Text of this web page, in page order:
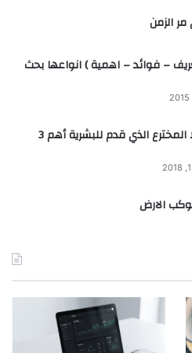
الزمن
– فوائد – اهمية ) انواعها بحث
نيكولا تسلا المخترع الذي قدم للبشرية أهم 3
الارض